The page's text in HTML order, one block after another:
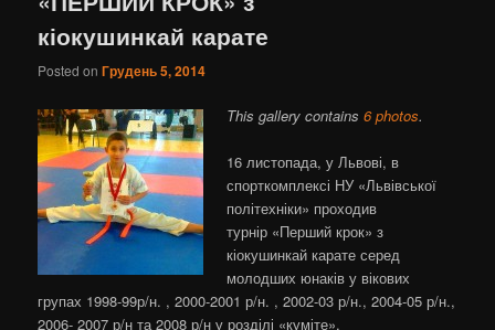
кіокушинкай карате
Posted onГрудень 5, 2014
This gallery contains6 photos.
16 листопада, у Львові, в
спорткомплексі НУ «Львівської
політехніки» проходив
турнір «Перший крок» з
кіокушинкай карате серед
молодших юнаків у вікових
групах 1998-99р/н. , 2000-2001 р/н. , 2002-03 р/н., 2004-05 р/н.,
2006- 2007 р/н та 2008 р/н у розділі «куміте».